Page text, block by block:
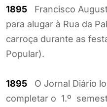
1895 Francisco
para alugar à Rua da
carroça durante as
Popular).
1895 O Jornal Diário
completar o 1.º